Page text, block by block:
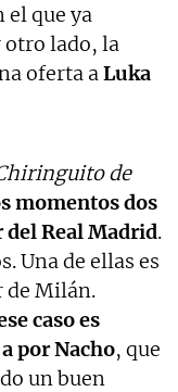
el que ya
otro lado, la
oferta aLuka
de
momentos dos
del Real Madrid.
Una de ellas es
de Milán.
caso es
por Nacho, que
un buen